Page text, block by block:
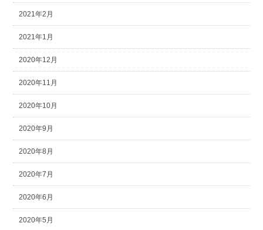
2021年2月
2021年1月
2020年12月
2020年11月
2020年10月
2020年9月
2020年8月
2020年7月
2020年6月
2020年5月